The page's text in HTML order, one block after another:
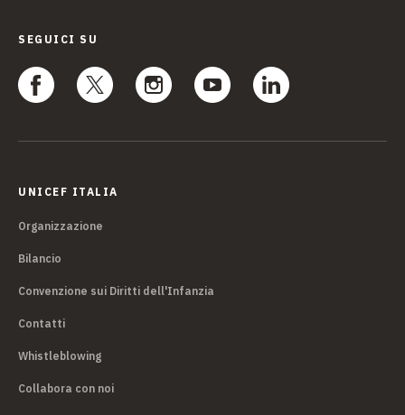
SEGUICI SU
UNICEF ITALIA
Organizzazione
Bilancio
Convenzione sui Diritti dell'Infanzia
Contatti
Whistleblowing
Collabora con noi